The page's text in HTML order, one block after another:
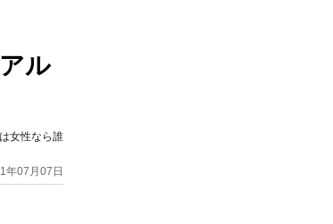
ル
女性なら誰
年07月07日